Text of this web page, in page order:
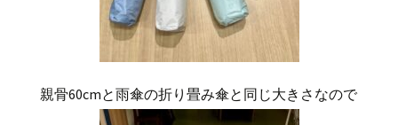
親骨60cmと雨傘の折り畳み傘と同じ大きさなので